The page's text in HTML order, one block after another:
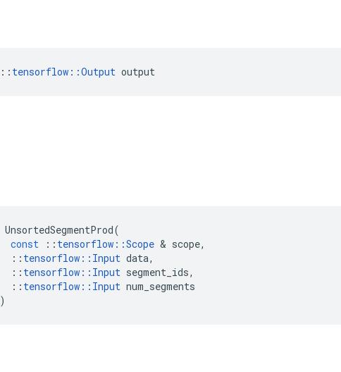
:: tensorflow::Output output
UnsortedSegmentProd(
const
:: tensorflow ::Scope & scope,
:: tensorflow :: Input data,
:: tensorflow :: Input segment_ids,
:: tensorflow :: Input num_segments
)